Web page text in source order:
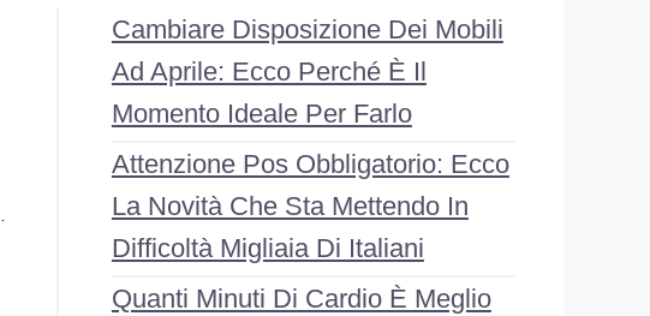
Cambiare Disposizione Dei Mobili
Ad Aprile: Ecco Perché È Il
Momento Ideale Per Farlo
Attenzione Pos Obbligatorio: Ecco
La Novità Che Sta Mettendo In
Difficoltà Migliaia Di Italiani
Quanti Minuti Di Cardio È Meglio